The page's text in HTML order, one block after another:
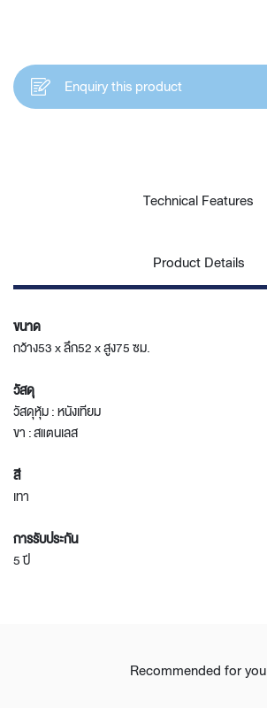
Enquiry this product
Technical Features
Product Details
ขนาด
กว้าง53 x ลึก52 x สูง75 ซม.
วัสดุ
วัสดุหุ้ม : หนังเทียม
ขา : สแตนเลส
สี
เทา
การรับประกัน
5 ปี
Recommended for you